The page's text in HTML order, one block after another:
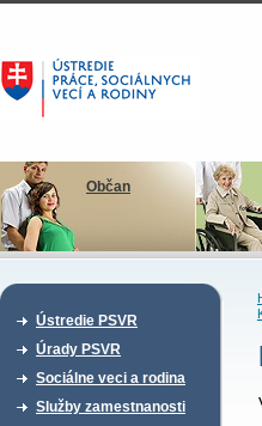
Občan
Ústredie PSVR
Úrady PSVR
Sociálne veci a rodina
Služby zamestnanosti